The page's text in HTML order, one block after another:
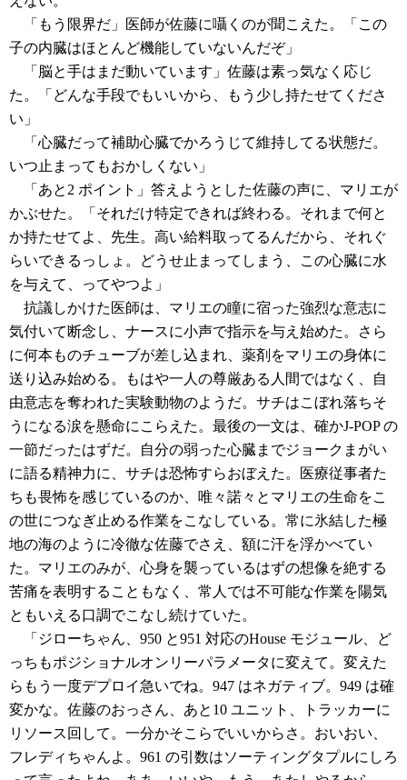
「もう限界だ」医師が佐藤に囁くのが聞こえた。「この
子の内臓はほとんど機能していないんだぞ」
「脳と手はまだ動いています」佐藤は素っ気なく応じ
た。「どんな手段でもいいから、もう少し持たせてくださ
い」
「心臓だって補助心臓でかろうじて維持してる状態だ。
いつ止まってもおかしくない」
「あと2 ポイント」答えようとした佐藤の声に、マリエが
かぶせた。「それだけ特定できれば終わる。それまで何と
か持たせてよ、先生。高い給料取ってるんだから、それぐ
らいできるっしょ。どうせ止まってしまう、この心臓に水
を与えて、ってやつよ」
抗議しかけた医師は、マリエの瞳に宿った強烈な意志に
気付いて断念し、ナースに小声で指示を与え始めた。さら
に何本ものチューブが差し込まれ、薬剤をマリエの身体に
送り込み始める。もはや一人の尊厳ある人間ではなく、自
由意志を奪われた実験動物のようだ。サチはこぼれ落ちそ
うになる涙を懸命にこらえた。最後の一文は、確かJ-POP の
一節だったはずだ。自分の弱った心臓までジョークまがい
に語る精神力に、サチは恐怖すらおぼえた。医療従事者た
ちも畏怖を感じているのか、唯々諾々とマリエの生命をこ
の世につなぎ止める作業をこなしている。常に氷結した極
地の海のように冷徹な佐藤でさえ、額に汗を浮かべてい
た。マリエのみが、心身を襲っているはずの想像を絶する
苦痛を表明することもなく、常人では不可能な作業を陽気
ともいえる口調でこなし続けていた。
「ジローちゃん、950 と951 対応のHouse モジュール、ど
っちもポジショナルオンリーパラメータに変えて。変えた
らもう一度デプロイ急いでね。947 はネガティブ。949 は確
変かな。佐藤のおっさん、あと10 ユニット、トラッカーに
リソース回して。一分かそこらでいいからさ。おいおい、
フレディちゃんよ。961 の引数はソーティングタプルにしろ